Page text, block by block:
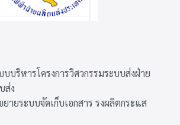
บริหารโครงการวิศวกรรมระบบส่งฝ่าย
ส่ง
ายระบบจัดเก็บเอกสาร รงผลิตกระแส